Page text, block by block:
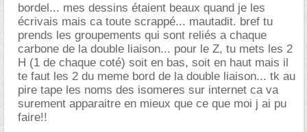
bordel... mes dessins étaient beaux quand je les
écrivais mais ca toute scrappé... mautadit. bref tu
prends les groupements qui sont reliés a chaque
carbone de la double liaison... pour le Z, tu mets les 2
H (1 de chaque coté) soit en bas, soit en haut mais il
te faut les 2 du meme bord de la double liaison... tk au
pire tape les noms des isomeres sur internet ca va
surement apparaitre en mieux que ce que moi j ai pu
faire!!